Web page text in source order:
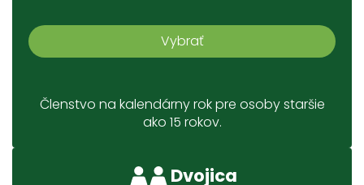
Vybrať
Členstvo na kalendárny rok pre osoby staršie
ako 15 rokov.
Dvojica